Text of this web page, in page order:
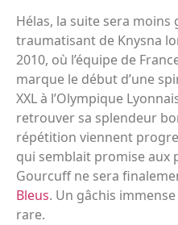
Hélas, la suite sera moins
traumatisant de Knysna
2010, où l’équipe de
marque le début d’une
XXL à l’Olympique
retrouver sa splendeur
répétition viennent
qui semblait promise aux
Gourcuff ne sera
Bleus. Un gâchis
rare.